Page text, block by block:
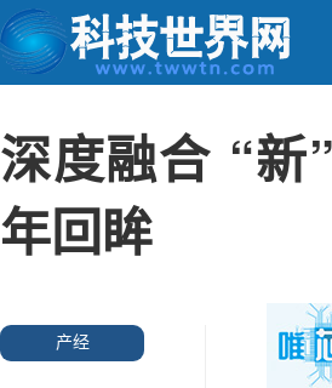
深度融合 “
年回眸
产经